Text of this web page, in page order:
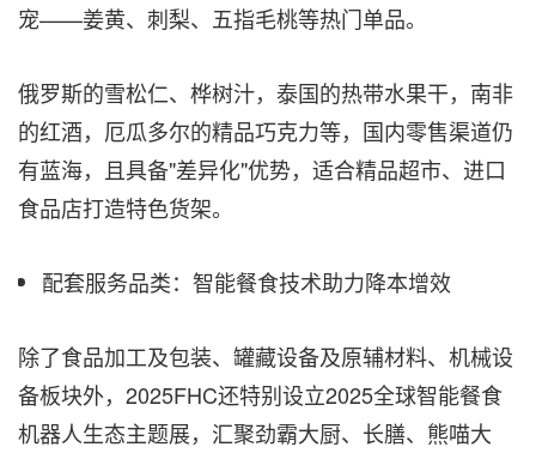
宠——姜黄、刺梨、五指毛桃等热门单品。
俄罗斯的雪松仁、桦树汁，泰国的热带水果干，南非
的红酒，厄瓜多尔的精品巧克力等，国内零售渠道仍
有蓝海，且具备"差异化"优势，适合精品超市、进口
食品店打造特色货架。
配套服务品类：智能餐食技术助力降本增效
除了食品加工及包装、罐藏设备及原辅材料、机械设
备板块外，2025FHC还特别设立2025全球智能餐食
机器人生态主题展，汇聚劲霸大厨、长膳、熊喵大